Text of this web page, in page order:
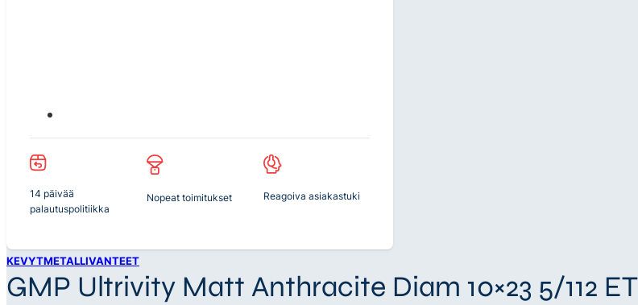
14 päivää
palautuspolitiikka
Nopeat toimitukset Reagoiva asiakastuki
KEVYTMETALLIVANTEET
GMP Ultrivity Matt Anthracite Diam 10×23 5/112